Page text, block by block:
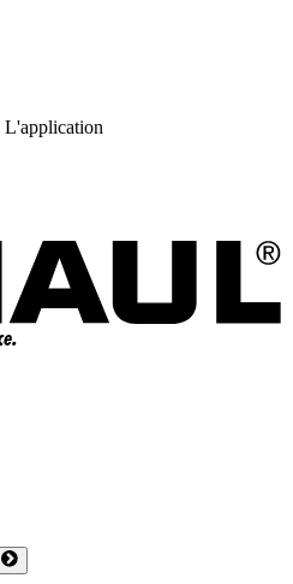
L'application